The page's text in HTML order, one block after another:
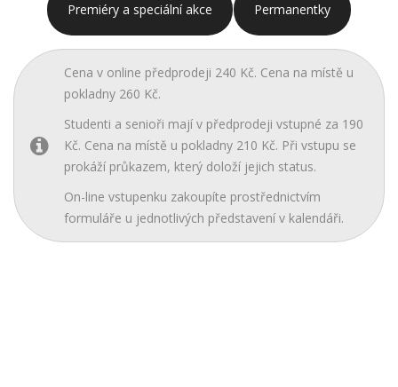
Premiéry a speciální akce Permanentky
Cena v online předprodeji 240 Kč. Cena na místě u
pokladny 260 Kč.
Studenti a senioři mají v předprodeji vstupné za 190
Kč. Cena na místě u pokladny 210 Kč. Při vstupu se
prokáží průkazem, který doloží jejich status.
On-line vstupenku zakoupíte prostřednictvím
formuláře u jednotlivých představení v kalendáři.